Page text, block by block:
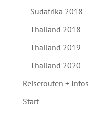
Südafrika 2018
Thailand 2018
Thailand 2019
Thailand 2020
Reiserouten + Infos
Start